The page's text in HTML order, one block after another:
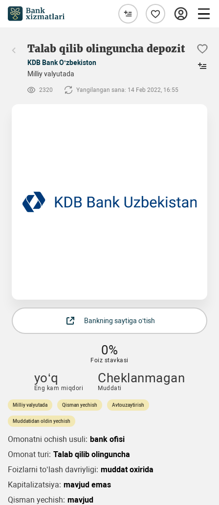
Talab qilib olinguncha depozit
KDB Bank O‘zbekiston
Milliy valyutada
2320 Yangilangan sana: 14 Feb 2022, 16:55
Bankning saytiga o‘tish
0%
Foiz stavkasi
yo‘q
Eng kam miqdori
Cheklanmagan
Muddati
Milliy valyutada Qisman yechish Avtouzaytirish
Muddatidan oldin yechish
Omonatni ochish usuli: bank ofisi
Omonat turi: Talab qilib olinguncha
Foizlarni to‘lash davriyligi: muddat oxirida
Kapitalizatsiya: mavjud emas
Qisman yechish: mavjud